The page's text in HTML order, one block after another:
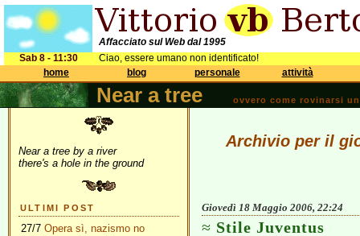
Affacciato sul Web dal 1995
Sab 8 - 11:30
Ciao, essere umano non identificato!
home
blog personale attività
Near a tree ovvero come rovinarsi
Near a tree by a river
there's a hole in the ground
ULTIMI POST
27/7 Opera sì, nazismo no
Archivio per il
Giovedì 18 Maggio 2006, 22:24
Stile Juventus